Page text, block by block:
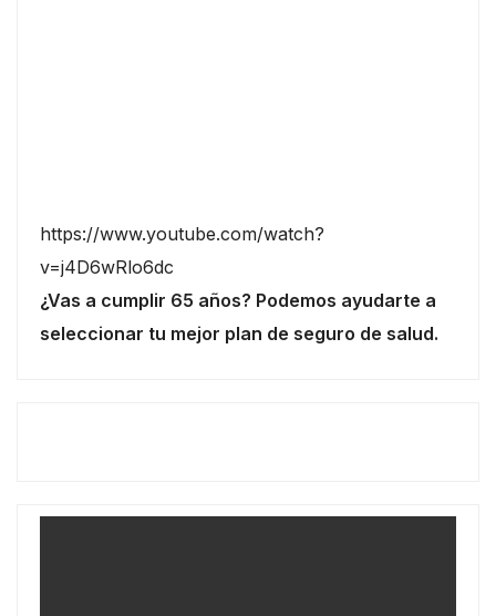
https://www.youtube.com/watch?
v=j4D6wRlo6dc
¿Vas a cumplir 65 años? Podemos ayudarte a
seleccionar tu mejor plan de seguro de salud.